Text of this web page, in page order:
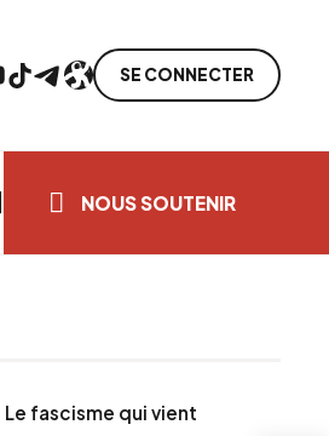
TikTok TelegramLien SE CONNECTER
NOUS SOUTENIR
Le fascisme qui vient